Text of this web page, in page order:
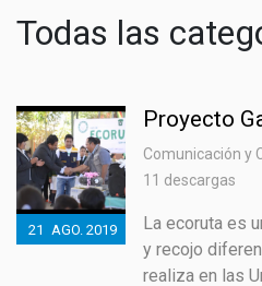
Todas las
21 AGO. 2019
Proyecto
Comunicación y
11 descargas
La ecoruta es
y recojo
realiza en las